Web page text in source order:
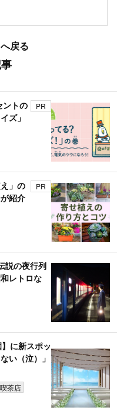
戻る
ントの
ズ」
PR
」の
紹介
PR
説の夜行列
レトロな
に新スポッ
い（泣）」
茶店